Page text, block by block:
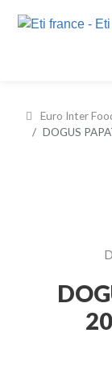
Euro Inter
DOGUS